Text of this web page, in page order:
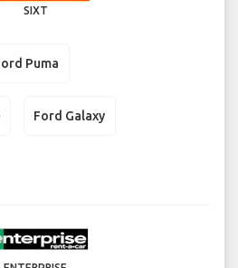
SIXT
Puma
Ford Galaxy